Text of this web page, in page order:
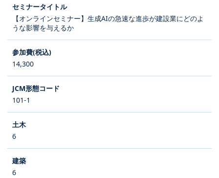
【オンラインセミナー】生成AIの急速な進歩が建設業にどのよ
うな影響を与えるか
14,300
101-1
6
6